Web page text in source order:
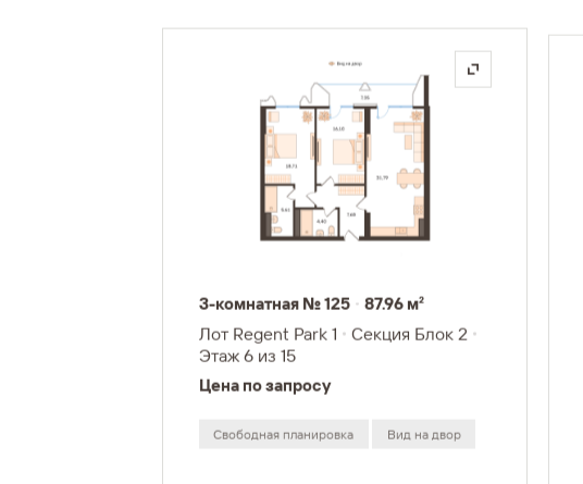
3-комнатная № 125 87.96 м²
Лот Regent Park 1
Секция Блок 2
Этаж 6 из 15
Цена по запросу
Свободная планировка Вид на двор